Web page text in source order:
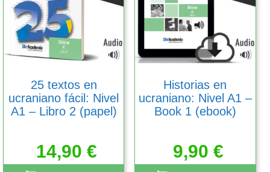
25 textos en
ucraniano fácil: Nivel
A1 – Libro 2 (papel)
14,90€
Historias en
ucraniano: Nivel A1 –
Book 1 (ebook)
9,90 €